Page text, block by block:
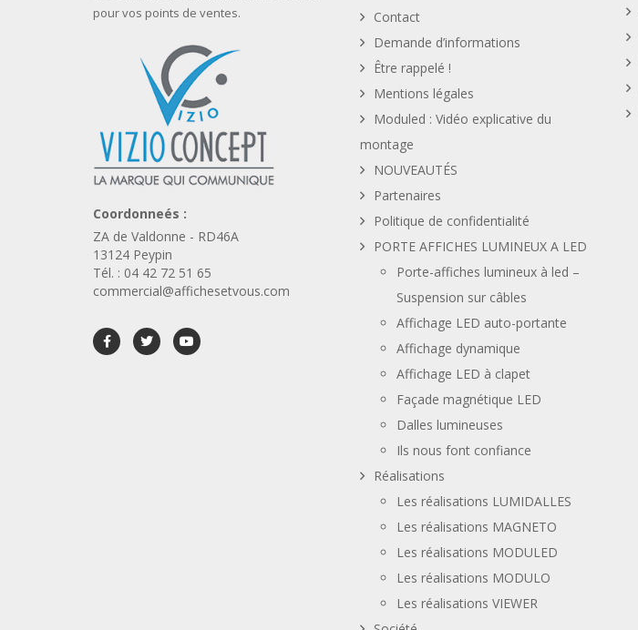
pour vos points de ventes.
Coordonneés :
ZA de Valdonne - RD46A
13124 Peypin
Tél. : 04 42 72 51 65
commercial@affichesetvous.com
Contact
Demande d’informations
Être rappelé !
Mentions légales
Moduled : Vidéo explicative du
montage
NOUVEAUTÉS
Partenaires
Politique de confidentialité
PORTE AFFICHES LUMINEUX A LED
Porte-affiches lumineux à led –
Suspension sur câbles
Affichage LED auto-portante
Affichage dynamique
Affichage LED à clapet
Façade magnétique LED
Dalles lumineuses
Ils nous font confiance
Réalisations
Les réalisations LUMIDALLES
Les réalisations MAGNETO
Les réalisations MODULED
Les réalisations MODULO
Les réalisations VIEWER